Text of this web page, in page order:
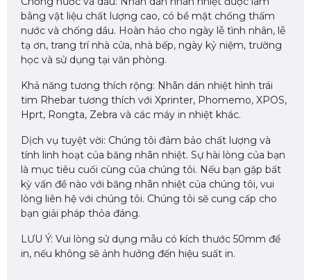
bằng vật liệu chất lượng cao, có bề mặt chống thấm
nước và chống dầu. Hoàn hảo cho ngày lễ tình nhân, lễ
tạ ơn, trang trí nhà cửa, nhà bếp, ngày kỷ niệm, trường
học và sử dụng tại văn phòng.
Khả năng tương thích rộng: Nhãn dán nhiệt hình trái
tim Rhebar tương thích với Xprinter, Phomemo, XPOS,
Hprt, Rongta, Zebra và các máy in nhiệt khác.
Dịch vụ tuyệt vời: Chúng tôi đảm bảo chất lượng và
tính linh hoạt của băng nhãn nhiệt. Sự hài lòng của bạn
là mục tiêu cuối cùng của chúng tôi. Nếu bạn gặp bất
kỳ vấn đề nào với băng nhãn nhiệt của chúng tôi, vui
lòng liên hệ với chúng tôi. Chúng tôi sẽ cung cấp cho
bạn giải pháp thỏa đáng.
LƯU Ý: Vui lòng sử dụng mẫu có kích thước 50mm để
in, nếu không sẽ ảnh hưởng đến hiệu suất in.